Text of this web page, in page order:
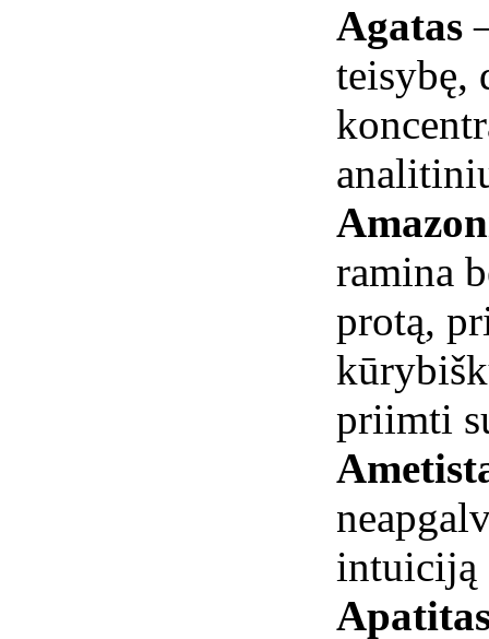
Agatas
teisybę,
ramina
protą,
priimti
intuiciją